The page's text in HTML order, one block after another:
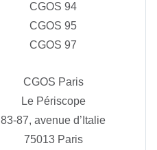
CGOS 94
CGOS 95
CGOS 97
CGOS Paris
Le Périscope
83-87, avenue d’Italie
75013 Paris